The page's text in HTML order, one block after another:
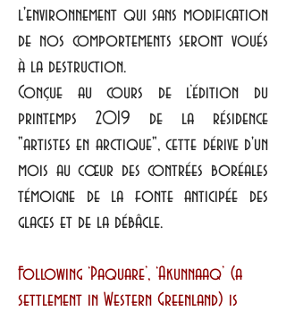
l'environnement qui sans modification
de nos comportements seront voués
à la destruction.
Conçue au cours de l’édition du
printemps 2019 de la résidence
"artistes en arctique", cette dérive d'un
mois au cœur des contrées boréales
témoigne de la fonte anticipée des
glaces et de la débâcle.
Following ‘Paquare’, ‘Akunnaaq’ (a
settlement in Western Greenland) is